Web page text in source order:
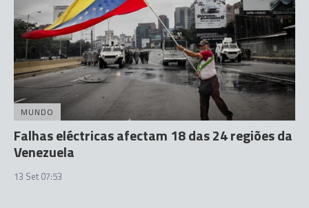
MUNDO
Falhas eléctricas afectam 18 das 24 regiões da
Venezuela
13 Set 07:53